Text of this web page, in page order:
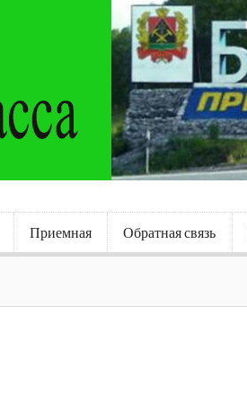
Приемная Обратная связь